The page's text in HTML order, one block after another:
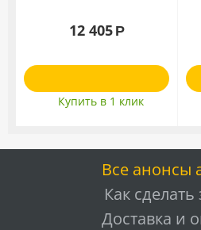
12 405 Р
Купить в 1 клик
Все анонсы
Как сделать
Доставка и